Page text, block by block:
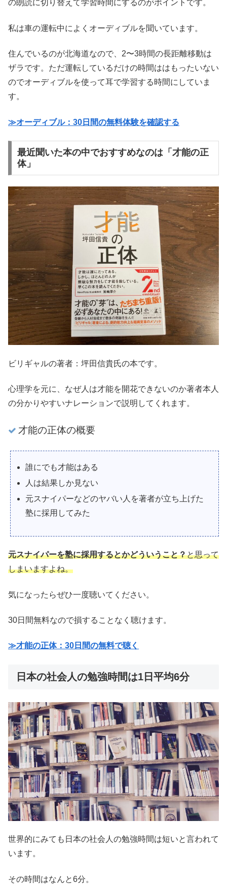
の朗読に切り替えて学習時間にするのがポイントです。
私は車の運転中によくオーディブルを聞いています。
住んでいるのが北海道なので、2〜3時間の長距離移動は
ザラです。ただ運転しているだけの時間ははもったいない
のでオーディブルを使って耳で学習する時間にしていま
す。
≫オーディブル：30日間の無料体験を確認する
最近聞いた本の中でおすすめなのは「才能の正
体」
ビリギャルの著者：坪田信貴氏の本です。
心理学を元に、なぜ人は才能を開花できないのか著者本人
の分かりやすいナレーションで説明してくれます。
才能の正体の概要
誰にでも才能はある
人は結果しか見ない
元スナイパーなどのヤバい人を著者が立ち上げた
塾に採用してみた
元スナイパーを塾に採用するとかどういうこと？と思って
しまいますよね。
気になったらぜひ一度聴いてください。
30日間無料なので損することなく聴けます。
≫才能の正体：30日間の無料で聴く
日本の社会人の勉強時間は1日平均6分
世界的にみても日本の社会人の勉強時間は短いと言われて
います。
その時間はなんと6分。